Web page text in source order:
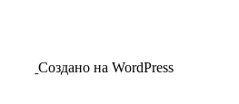
Создано на WordPress